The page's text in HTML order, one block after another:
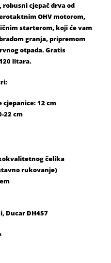
cjepač drva od
OHV motorom,
starterom, koji će vam
granja, pripremom
otpada. Gratis
litara.
12 cm
22 cm
čelika
rukovanje)
Ducar DH457